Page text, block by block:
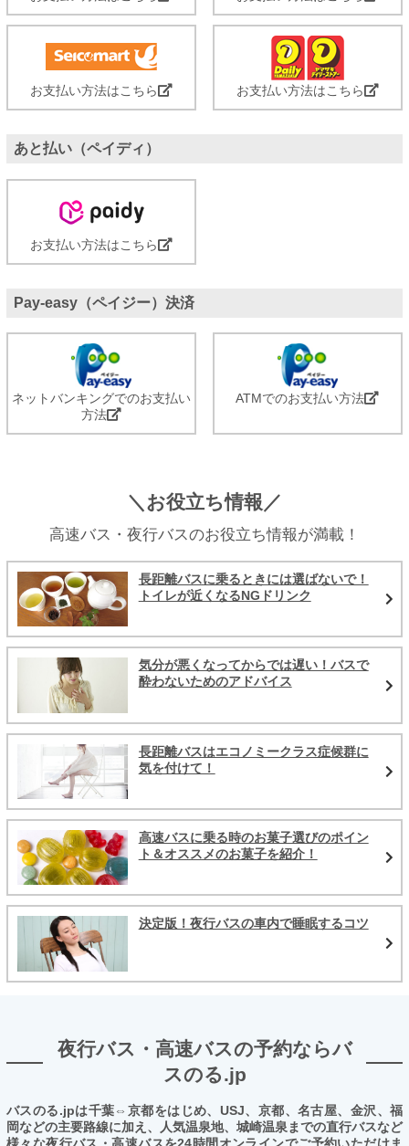
お支払い方法はこちら お支払い方法はこちら
あと払い（ペイディ）
お支払い方法はこちら
Pay-easy（ペイジー）決済
ネットバンキングでのお支払い
方法
ATMでのお支払い方法
＼お役立ち情報／
高速バス・夜行バスのお役立ち情報が満載！
長距離バスに乗るときには選ばないで！
トイレが近くなるNGドリンク
気分が悪くなってからでは遅い！バスで
酔わないためのアドバイス
長距離バスはエコノミークラス症候群に
気を付けて！
高速バスに乗る時のお菓子選びのポイン
ト＆オススメのお菓子を紹介！
決定版！夜行バスの車内で睡眠するコツ
夜行バス・高速バスの予約ならバ
スのる.jp
バスのる.jpは千葉⇔京都をはじめ、USJ、京都、名古屋、金沢、福
岡などの主要路線に加え、人気温泉地、城崎温泉までの直行バスなど